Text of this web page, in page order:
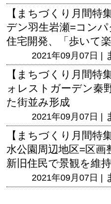
【まちづくり月間特
デン羽生岩瀬=コン
住宅開発、「歩いて
2021年09月07日 |
【まちづくり月間特
ォレストガーデン秦
た街並み形成
2021年09月07日 |
【まちづくり月間特
水公園周辺地区=区画
新旧住民で景観を維
2021年09月07日 |